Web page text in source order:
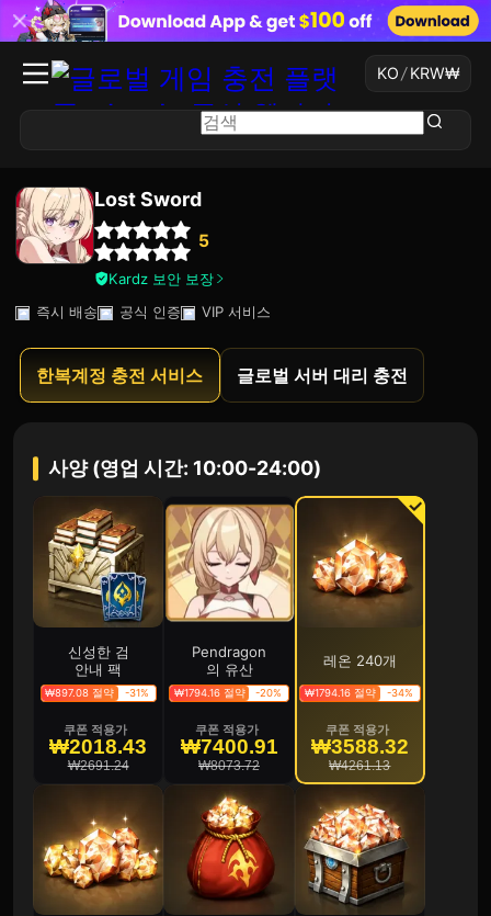
KO/ KRW₩
Lost Sword
5
Kardz 보안 보장
즉시 배송
공식 인증 VIP 서비스
한복계정 충전 서비스 글로벌 서버 대리 충전
사양 (영업 시간: 10:00-24:00)
신성한 검
안내 팩
₩897.08 절약 -31%
쿠폰 적용가
₩2018.43
₩2691.24
Pendragon
의 유산
₩1794.16 절약 -20%
쿠폰 적용가
₩7400.91
₩8073.72
레온 240개
₩1794.16 절약 -34%
쿠폰 적용가
₩3588.32
₩4261.13